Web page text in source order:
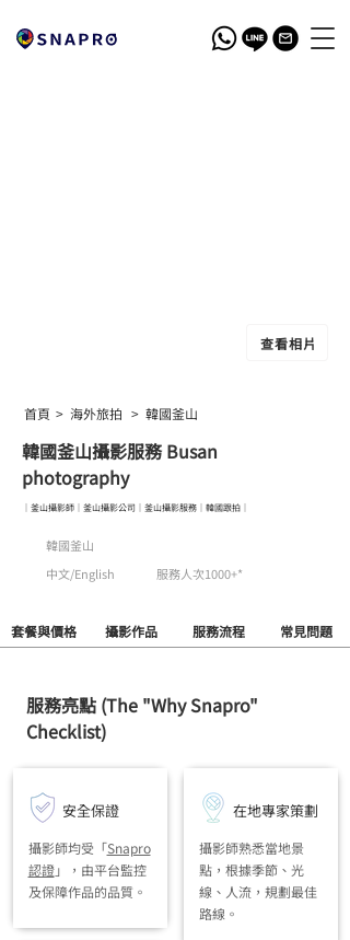
查看相片
首頁 > 海外旅拍 > 韓國釜山
韓國釜山攝影服務 Busan
photography
｜釜山攝影師｜釜山攝影公司｜釜山攝影服務｜韓國跟拍｜
韓國釜山
中文/English
服務人次1000+*
套餐與價格 攝影作品 ​服務流程 常見問題
服務亮點 (The "Why Snapro"
Checklist)
​安全保證
攝影師均受「Snapro
認證」，由平台監控
及保障作品的品質。
在地專家策劃
攝影師熟悉當地景
點，根據季節、光
線、人流，規劃最佳
路線。